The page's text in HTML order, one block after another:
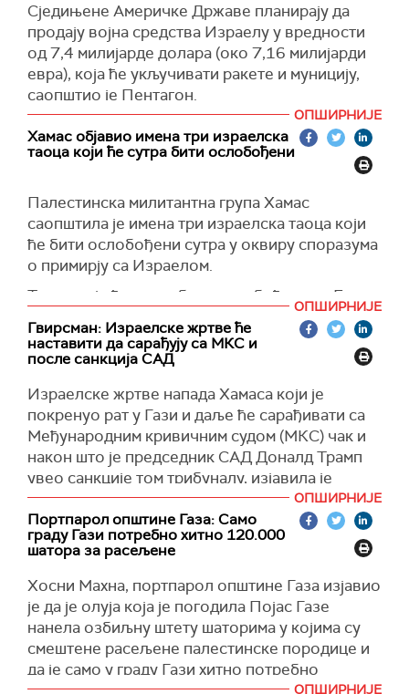
Сједињене Америчке Државе планирају да
продају војна средства Израелу у вредности
од 7,4 милијарде долара (око 7,16 милијарди
евра), која ће укључивати ракете и муницију,
саопштио је Пентагон.
Пентагон је саопштио да је Стејт департмент
одобрио пакет вредан 6,75 милијарди долара
који укључује муницију и комплете за
Такође је детаљно наведен договор од 660
милиона долара за продају "паклених ракета",
за које би главни достављач била америчка
компанија "Локид Мартин".
За продају оружја потребно је одобрење
Представничког дома и комитета Сената.
Администрација бившег председника САД
предложеној продаји оружја Израелу у
вредности од осам милијарди долара у јануару,
потврдила су тада два америчка званичника,
пре него што је нови амерички председник
Доналд Трамп преузео дужност, 20. јануара.
(Танјуг)
ОПШИРНИЈЕ
Хамас објавио имена три израелска
таоца који ће сутра бити ослобођени
Палестинска милитантна група Хамас
саопштила је имена три израелска таоца који
ће бити ослобођени сутра у оквиру споразума
о примирју са Израелом.
Таоци који ће сутра бити ослобођени су Ели
Схараби, Охад Бен Ами и Ор Левy, саопштио је
портпарол оружаног крила Хамаса Абу Обеид.
Тел Авив је потврдио да је примио Хамасов
списак троје израелских заробљеника који ће
бити пуштени у суботу.
Израел ће, са друге стране, ослободити 183
палестинска затвореника.
ОПШИРНИЈЕ
Гвирсман: Израелске жртве ће
наставити да сарађују са МКС и
после санкција САД
Израелске жртве напада Хамаса који је
покренуо рат у Гази и даље ће сарађивати са
Међународним кривичним судом (МКС) чак и
након што је председник САД Доналд Трамп
увео санкције том трибуналу, изјавила је
адвокат жртава и породица жртава Јаел Виас
Гвирсман.
Санкције су одмазда за издавање налога за
Нетанјахуа и његовог бившег шефа одбране
Јоава Галанта, који су оптужени за ратне
злочине и злочине против човечности у Гази.
Тужилац МКС-а такође истражује нападе које
је предводио Хамас 7. октобра 2023. у којима
ОПШИРНИЈЕ
Портпарол општине Газа: Само
граду Гази потребно хитно 120.000
шатора за расељене
Хосни Махна, портпарол општине Газа изјавио
је да је олуја која је погодила Појас Газе
нанела озбиљну штету шаторима у којима су
смештене расељене палестинске породице и
да је само у граду Гази хитно потребно
ОПШИРНИЈЕ